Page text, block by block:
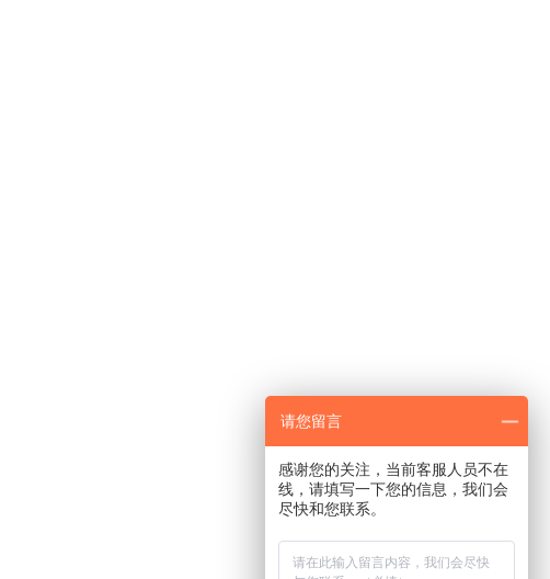
请您留言
感谢您的关注，当前客服人员不在
线，请填写一下您的信息，我们会
尽快和您联系。